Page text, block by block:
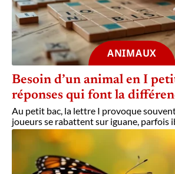
ANIMAUX
Besoin d’un animal en I
réponses qui font la
Au petit bac, la lettre I provoque
joueurs se rabattent sur iguane, parfois